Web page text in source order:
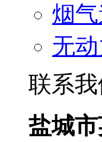
烟
无
联系我
盐城